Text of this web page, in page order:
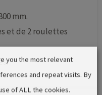
mm.
et de 2 roulettes
you the most relevant
and repeat visits. By
of ALL the cookies.